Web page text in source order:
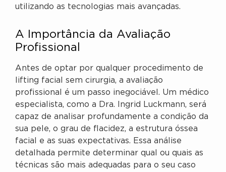
utilizando as tecnologias mais avançadas.
A Importância da Avaliação
Profissional
Antes de optar por qualquer procedimento de
lifting facial sem cirurgia, a avaliação
profissional é um passo inegociável. Um médico
especialista, como a Dra. Ingrid Luckmann, será
capaz de analisar profundamente a condição da
sua pele, o grau de flacidez, a estrutura óssea
facial e as suas expectativas. Essa análise
detalhada permite determinar qual ou quais as
técnicas são mais adequadas para o seu caso